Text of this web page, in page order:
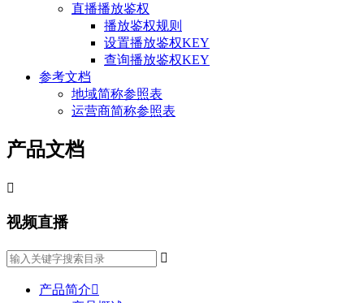
直播播放鉴权
播放鉴权规则
设置播放鉴权KEY
查询播放鉴权KEY
参考文档
地域简称参照表
运营商简称参照表
产品文档

视频直播

产品简介